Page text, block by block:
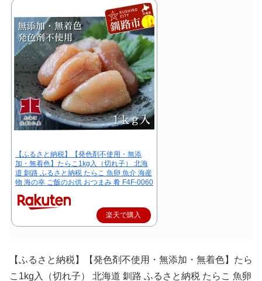
【ふるさと納税】【発色剤不使用・無添
加・無着色】たらこ1kg入（切れ子） 北海
道 釧路 ふるさと納税 たらこ 魚卵 魚介 海産
物 海の幸 ご飯のお供 おつまみ 肴 F4F-0060
楽天で購入
【ふるさと納税】【発色剤不使用・無添加・無着色】たら
こ1kg入（切れ子） 北海道 釧路 ふるさと納税 たらこ 魚卵